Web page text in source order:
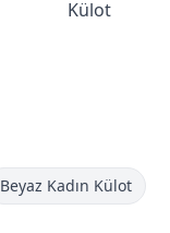
Külot
Beyaz Kadın Külot